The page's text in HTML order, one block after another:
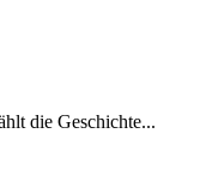
die Geschichte...